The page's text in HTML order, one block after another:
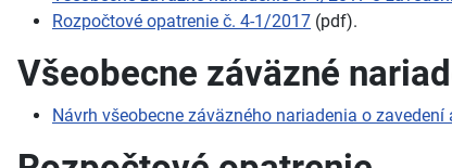
Rozpočtové opatrenie č. 4-1/2017 (pdf).
Všeobecne záväzné
Návrh všeobecne záväzného nariadenia o